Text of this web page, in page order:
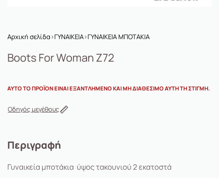
Αρχική σελίδα›ΓΥΝΑΙΚΕΙΑ›ΓΥΝΑΙΚΕΙΑ ΜΠΟΤΑΚΙΑ
Boots For Woman Z72
ΑΥΤΌ ΤΟ ΠΡΟΪΌΝ ΕΊΝΑΙ ΕΞΑΝΤΛΗΜΈΝΟ ΚΑΙ ΜΗ ΔΙΑΘΈΣΙΜΟ ΑΥΤΉ ΤΗ ΣΤΙΓΜΉ.
Οδηγός μεγέθους
Περιγραφή
Γυναικεία μποτάκια ύψος τακουνιού 2 εκατοστά